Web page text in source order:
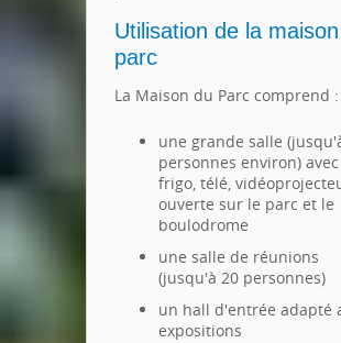
Utilisation de la
parc
La Maison du Parc comprend :
une grande salle
personnes environ)
frigo, télé,
ouverte sur le parc et le
boulodrome
une salle de réunions
(jusqu'à 20 personnes)
un hall d'entrée adapté
expositions